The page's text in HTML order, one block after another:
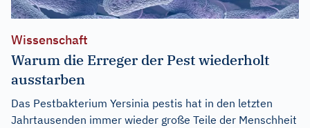
Wissenschaft
Warum die Erreger der Pest wiederholt
ausstarben
Das Pestbakterium Yersinia pestis hat in den letzten
Jahrtausenden immer wieder große Teile der Menschheit